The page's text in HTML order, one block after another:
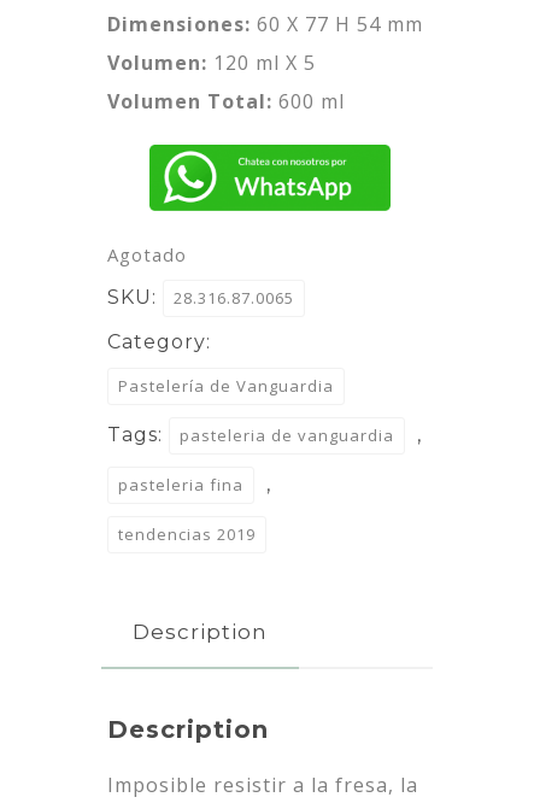
Dimensiones: 60 X 77 H 54 mm
Volumen: 120 ml X 5
Volumen Total: 600 ml
Agotado
SKU: 28.316.87.0065
Category:
Pastelería de Vanguardia
Tags: pasteleria de vanguardia ,
pasteleria fina ,
tendencias 2019
Description
Description
Imposible resistir a la fresa, la